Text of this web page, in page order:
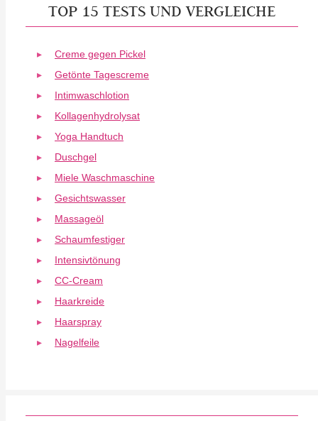
TOP 15 TESTS UND VERGLEICHE
Creme gegen Pickel
Getönte Tagescreme
Intimwaschlotion
Kollagenhydrolysat
Yoga Handtuch
Duschgel
Miele Waschmaschine
Gesichtswasser
Massageöl
Schaumfestiger
Intensivtönung
CC-Cream
Haarkreide
Haarspray
Nagelfeile